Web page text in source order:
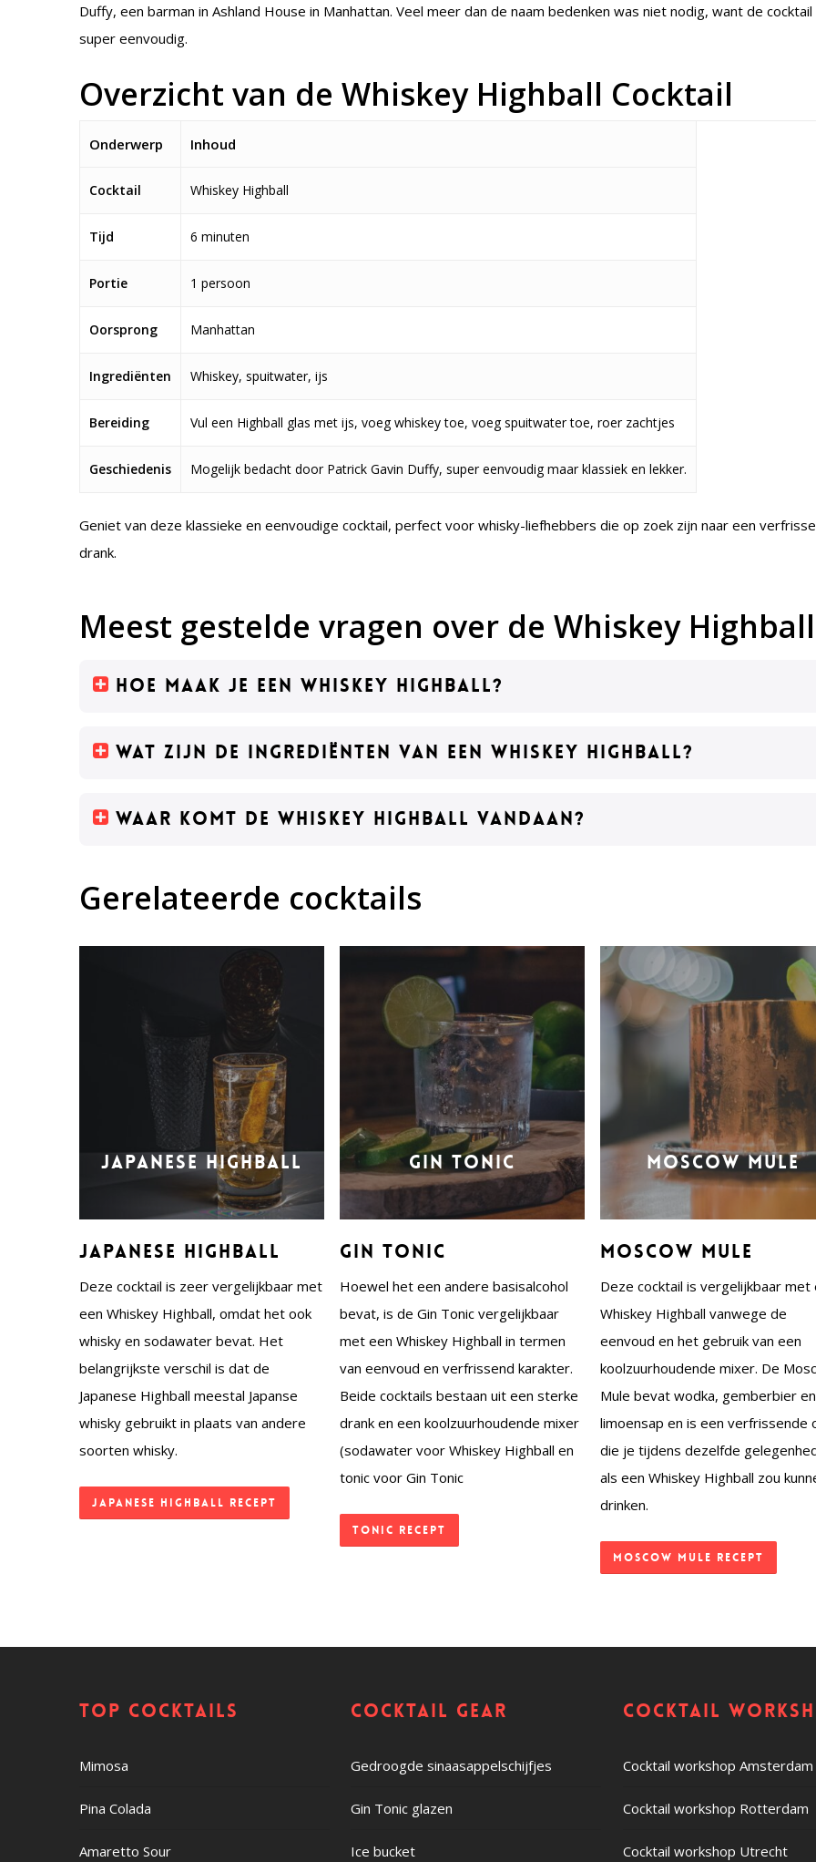
Duffy, een barman in Ashland House in Manhattan. Veel meer dan de naam bedenken was niet nodig, want de cocktail
super eenvoudig.
Overzicht van de Whiskey Highball Cocktail
Onderwerp Inhoud
Cocktail Whiskey Highball
Tijd 6 minuten
Portie 1 persoon
Oorsprong Manhattan
Ingrediënten Whiskey, spuitwater, ijs
Bereiding Vul een Highball glas met ijs, voeg whiskey toe, voeg spuitwater toe, roer zachtjes
Geschiedenis Mogelijk bedacht door Patrick Gavin Duffy, super eenvoudig maar klassiek en lekker.
Geniet van deze klassieke en eenvoudige cocktail, perfect voor whisky-liefhebbers die op zoek zijn naar een
drank.
Meest gestelde vragen over de Whiskey Highball
Hoe maak je een Whiskey Highball?
Wat zijn de ingrediënten van een Whiskey Highball?
Waar komt de Whiskey Highball vandaan?
Gerelateerde cocktails
Japanese Highball
Japanese Highball
Deze cocktail is zeer vergelijkbaar met
een Whiskey Highball, omdat het ook
whisky en sodawater bevat. Het
belangrijkste verschil is dat de
Japanese Highball meestal Japanse
whisky gebruikt in plaats van andere
soorten whisky.
Japanese Highball recept
Gin Tonic
Gin Tonic
Hoewel het een andere basisalcohol
bevat, is de Gin Tonic vergelijkbaar
met een Whiskey Highball in termen
van eenvoud en verfrissend karakter.
Beide cocktails bestaan uit een sterke
drank en een koolzuurhoudende mixer
(sodawater voor Whiskey Highball en
tonic voor Gin Tonic
Tonic recept
Moscow Mule
Moscow Mule
Deze cocktail is vergelijkbaar met
Whiskey Highball vanwege de
eenvoud en het gebruik van een
koolzuurhoudende mixer. De
Mule bevat wodka, gemberbier en
limoensap en is een verfrissende
die je tijdens dezelfde
als een Whiskey Highball zou
drinken.
Moscow Mule recept
Top cocktails
Mimosa
Pina Colada
Amaretto Sour
Cocktail gear
Gedroogde sinaasappelschijfjes
Gin Tonic glazen
Ice bucket
Cocktail
Cocktail workshop Amsterdam
Cocktail workshop Rotterdam
Cocktail workshop Utrecht